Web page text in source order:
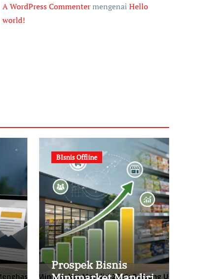
A WordPress Commentermengenai Hello
world!
BIsnis Offline
Prospek Bisnis